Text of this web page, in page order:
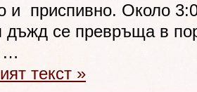
и приспивно. Около
дъжд се превръща в
…
текст »